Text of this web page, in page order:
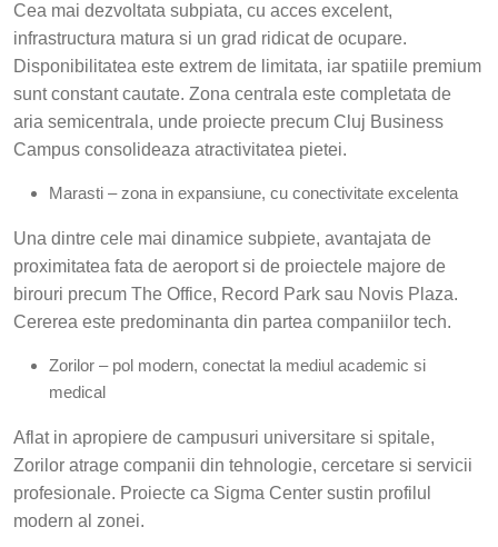
Cea mai dezvoltata subpiata, cu acces excelent,
infrastructura matura si un grad ridicat de ocupare.
Disponibilitatea este extrem de limitata, iar spatiile premium
sunt constant cautate. Zona centrala este completata de
aria semicentrala, unde proiecte precum Cluj Business
Campus consolideaza atractivitatea pietei.
Marasti – zona in expansiune, cu conectivitate excelenta
Una dintre cele mai dinamice subpiete, avantajata de
proximitatea fata de aeroport si de proiectele majore de
birouri precum The Office, Record Park sau Novis Plaza.
Cererea este predominanta din partea companiilor tech.
Zorilor – pol modern, conectat la mediul academic si
medical
Aflat in apropiere de campusuri universitare si spitale,
Zorilor atrage companii din tehnologie, cercetare si servicii
profesionale. Proiecte ca Sigma Center sustin profilul
modern al zonei.